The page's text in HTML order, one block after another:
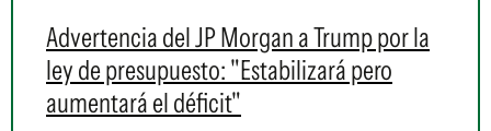
Advertencia del JP Morgan a Trump por la
ley de presupuesto: "Estabilizará pero
aumentará el déficit"